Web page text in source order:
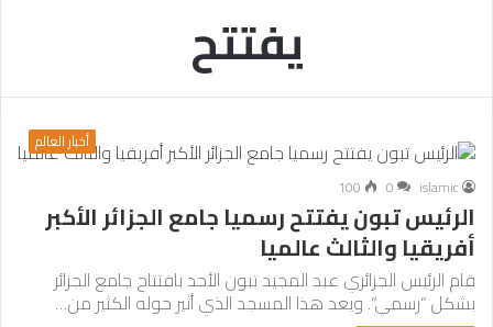
يفتتح
أخبار العالم
islamic
0
100
الرئيس تبون يفتتح رسميا جامع الجزائر الأكبر
أفريقيا والثالث عالميا
قام الرئيس الجزائري عبد المجيد تبون الأحد بافتتاح جامع الجزائر
بشكل “رسمي”. ويعد هذا المسجد الذي أثير حوله الكثير من…